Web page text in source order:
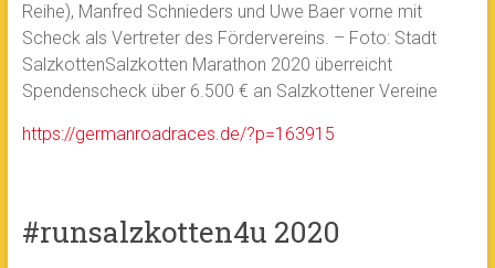
Reihe), Manfred Schnieders und Uwe Baer vorne mit
Scheck als Vertreter des Fördervereins. – Foto: Stadt
SalzkottenSalzkotten Marathon 2020 überreicht
Spendenscheck über 6.500 € an Salzkottener Vereine
https://germanroadraces.de/?p=163915
#runsalzkotten4u 2020